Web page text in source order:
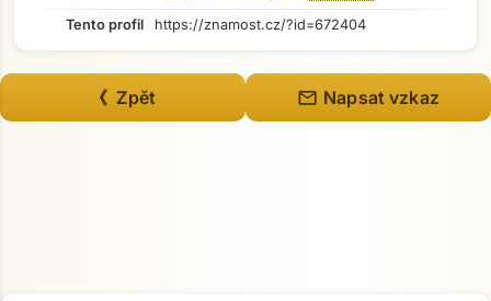
Tento profil
https://znamost.cz/?id=672404
《 Zpět mail Napsat vzkaz